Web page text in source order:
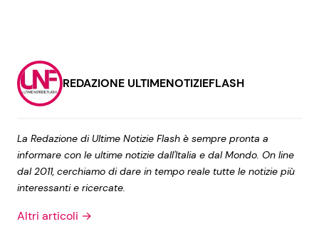
REDAZIONE ULTIMENOTIZIEFLASH
La Redazione di Ultime Notizie Flash è sempre pronta a
informare con le ultime notizie dall'Italia e dal Mondo. On line
dal 2011, cerchiamo di dare in tempo reale tutte le notizie più
interessanti e ricercate.
Altri articoli →